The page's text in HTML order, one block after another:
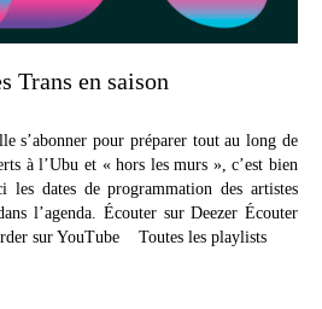
Trans en saison
s’abonner pour préparer tout au long de
à l’Ubu et « hors les murs », c’est bien
les dates de programmation des artistes
l’agenda. Écouter sur Deezer Écouter
sur YouTube Toutes les playlists